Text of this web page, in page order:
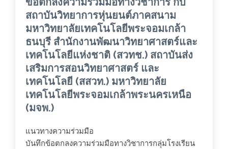
สถาบันวิทยาการหุ่นยนต์ภาคสนาม
มหาวิทยาลัยเทคโนโลยีพระจอมเกล้า
ธนบุรี สำนักงานพัฒนาวิทยาศาสตร์และ
เทคโนโลยีแห่งชาติ (สวทช.) สถาบันส่ง
เสริมการสอนวิทยาศาสตร์ และ
เทคโนโลยี (สสวท.) มหาวิทยาลัย
เทคโนโลยีพระจอมเกล้าพระนครเหนือ
(มจพ.)
แนวทางความร่วมมือ
บันทึกข้อตกลงความร่วมมือทางวิชาการกลุ่มโรงเรียน